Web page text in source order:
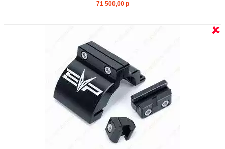
71 500,00 р